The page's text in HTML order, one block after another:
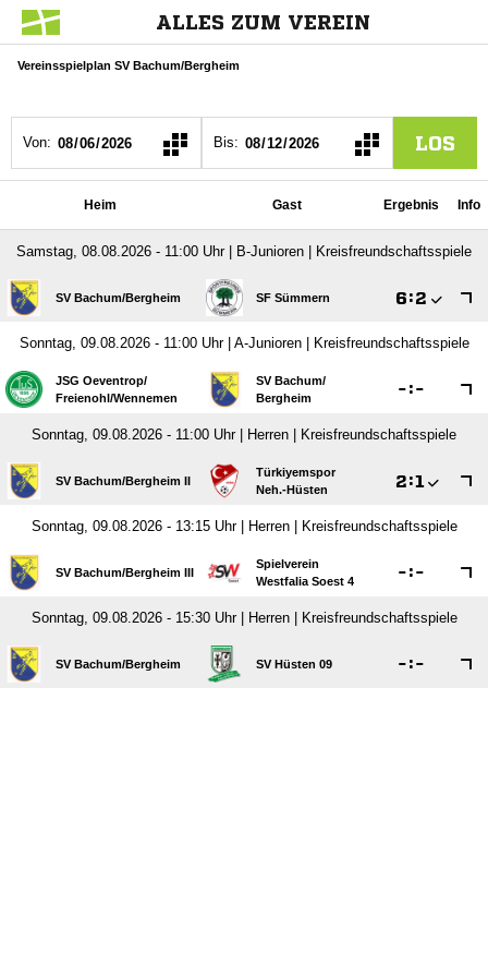
ALLES ZUM VEREIN
Vereinsspielplan SV Bachum/Bergheim
Von: Bis: LOS
Heim Gast Ergebnis Info
Samstag, 08.08.2026 - 11:00 Uhr | B-Junioren | Kreisfreundschaftsspiele
SV Bachum/​Bergheim SF Sümmern :
Sonntag, 09.08.2026 - 11:00 Uhr | A-Junioren | Kreisfreundschaftsspiele
JSG Oeventrop/​
Freienohl/​Wennemen
SV Bachum/​
Bergheim
:
Sonntag, 09.08.2026 - 11:00 Uhr | Herren | Kreisfreundschaftsspiele
SV Bachum/​Bergheim II
Türkiyemspor
Neh.-Hüsten
:
Sonntag, 09.08.2026 - 13:15 Uhr | Herren | Kreisfreundschaftsspiele
SV Bachum/​Bergheim III
Spielverein
Westfalia Soest 4
:
Sonntag, 09.08.2026 - 15:30 Uhr | Herren | Kreisfreundschaftsspiele
SV Bachum/​Bergheim SV Hüsten 09 :